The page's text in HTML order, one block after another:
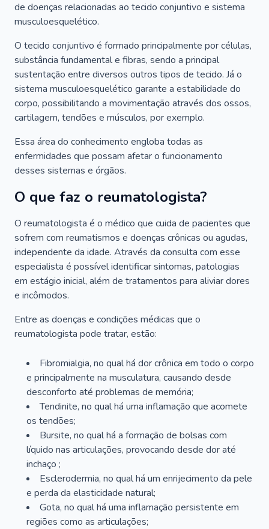
de doenças relacionadas ao tecido conjuntivo e sistema
musculoesquelético.
O tecido conjuntivo é formado principalmente por células,
substância fundamental e fibras, sendo a principal
sustentação entre diversos outros tipos de tecido. Já o
sistema musculoesquelético garante a estabilidade do
corpo, possibilitando a movimentação através dos ossos,
cartilagem, tendões e músculos, por exemplo.
Essa área do conhecimento engloba todas as
enfermidades que possam afetar o funcionamento
desses sistemas e órgãos.
O que faz o reumatologista?
O reumatologista é o médico que cuida de pacientes que
sofrem com reumatismos e doenças crônicas ou agudas,
independente da idade. Através da consulta com esse
especialista é possível identificar sintomas, patologias
em estágio inicial, além de tratamentos para aliviar dores
e incômodos.
Entre as doenças e condições médicas que o
reumatologista pode tratar, estão:
Fibromialgia, no qual há dor crônica em todo o corpo
e principalmente na musculatura, causando desde
desconforto até problemas de memória;
Tendinite, no qual há uma inflamação que acomete
os tendões;
Bursite, no qual há a formação de bolsas com
líquido nas articulações, provocando desde dor até
inchaço ;
Esclerodermia, no qual há um enrijecimento da pele
e perda da elasticidade natural;
Gota, no qual há uma inflamação persistente em
regiões como as articulações;